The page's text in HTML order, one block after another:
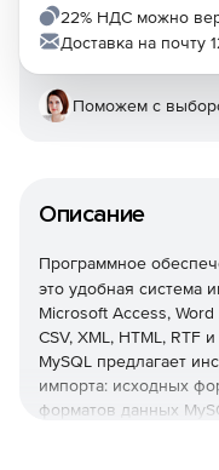
Описание
Программное
это удобная система
Microsoft Access,
CSV, XML, HTML, RTF
MySQL предлагает
импорта: исходных
форматов данных
22% НДС можно
Доставка на почту
Поможем с